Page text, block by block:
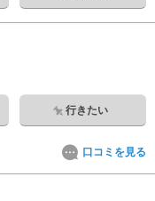
行きたい
口コミを見る